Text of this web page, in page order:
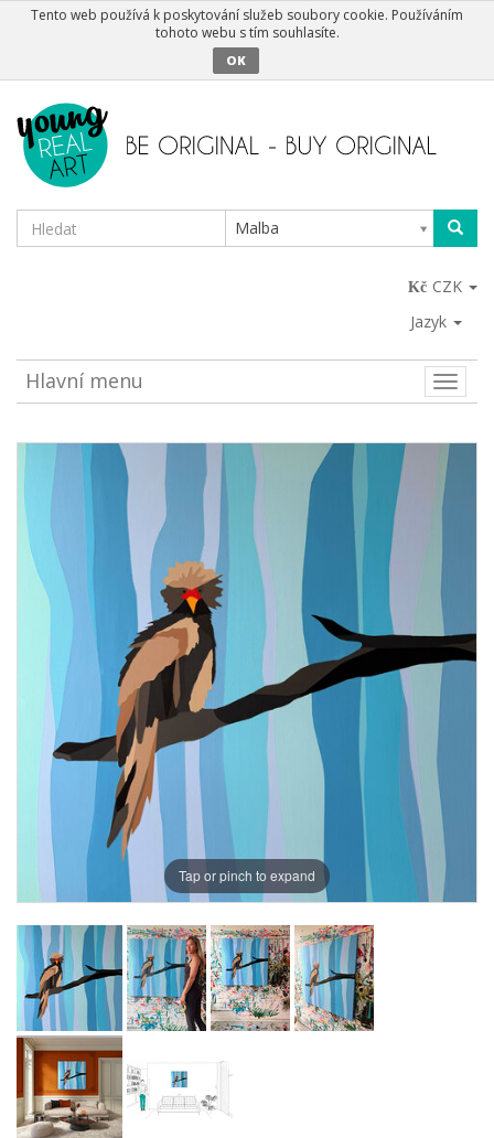
Tento web používá k poskytování služeb soubory cookie. Používáním
tohoto webu s tím souhlasíte.
OK
Malba
CZK
Jazyk
Toggle
Hlavní menu
Tap or pinch to expand